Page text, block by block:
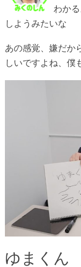
わか
しようみたいな
あの感覚、嫌だか
しいですよね、僕
ゆまくん